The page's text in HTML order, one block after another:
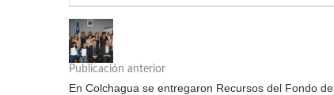
Publicación anterior
En Colchagua se entregaron Recursos del Fondo de